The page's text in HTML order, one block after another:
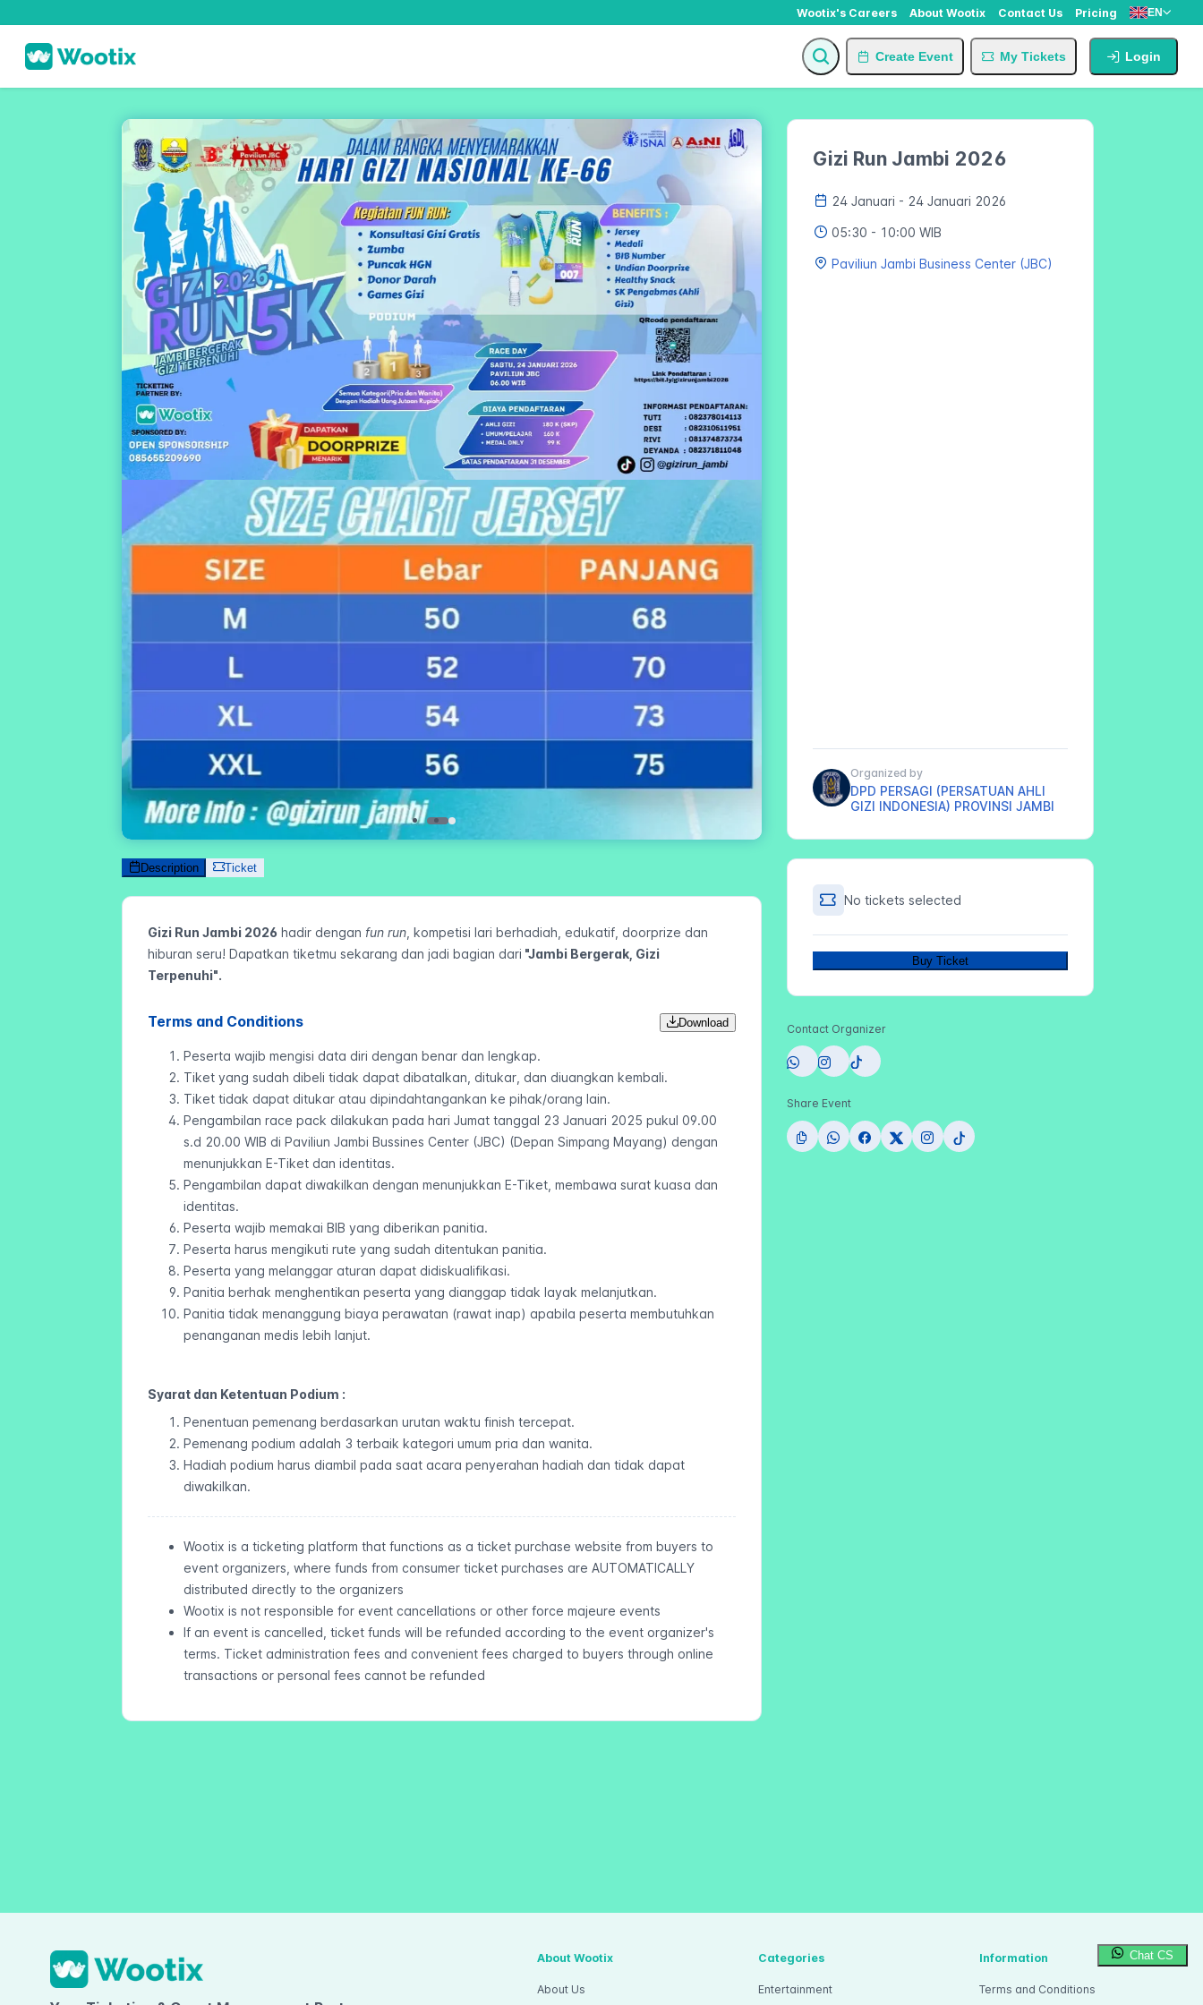
Wootix's Careers About Wootix Contact Us Pricing EN
Create Event My Tickets Login
Gizi Run Jambi 2026
24 Januari - 24 Januari 2026
05:30 - 10:00 WIB
Paviliun Jambi Business Center (JBC)
Organized by
DPD PERSAGI (PERSATUAN AHLI
GIZI INDONESIA) PROVINSI JAMBI
Description Ticket
Gizi Run Jambi 2026 hadir dengan fun run, kompetisi lari berhadiah, edukatif, doorprize dan
hiburan seru! Dapatkan tiketmu sekarang dan jadi bagian dari "Jambi Bergerak, Gizi
Terpenuhi".
Terms and Conditions Download
Peserta wajib mengisi data diri dengan benar dan lengkap.
Tiket yang sudah dibeli tidak dapat dibatalkan, ditukar, dan diuangkan kembali.
Tiket tidak dapat ditukar atau dipindahtangankan ke pihak/orang lain.
Pengambilan race pack dilakukan pada hari Jumat tanggal 23 Januari 2025 pukul 09.00
s.d 20.00 WIB di Paviliun Jambi Bussines Center (JBC) (Depan Simpang Mayang) dengan
menunjukkan E-Tiket dan identitas.
Pengambilan dapat diwakilkan dengan menunjukkan E-Tiket, membawa surat kuasa dan
identitas.
Peserta wajib memakai BIB yang diberikan panitia.
Peserta harus mengikuti rute yang sudah ditentukan panitia.
Peserta yang melanggar aturan dapat didiskualifikasi.
Panitia berhak menghentikan peserta yang dianggap tidak layak melanjutkan.
Panitia tidak menanggung biaya perawatan (rawat inap) apabila peserta membutuhkan
penanganan medis lebih lanjut.
Syarat dan Ketentuan Podium :
Penentuan pemenang berdasarkan urutan waktu finish tercepat.
Pemenang podium adalah 3 terbaik kategori umum pria dan wanita.
Hadiah podium harus diambil pada saat acara penyerahan hadiah dan tidak dapat
diwakilkan.
Wootix is a ticketing platform that functions as a ticket purchase website from buyers to
event organizers, where funds from consumer ticket purchases are AUTOMATICALLY
distributed directly to the organizers
Wootix is not responsible for event cancellations or other force majeure events
If an event is cancelled, ticket funds will be refunded according to the event organizer's
terms. Ticket administration fees and convenient fees charged to buyers through online
transactions or personal fees cannot be refunded
No tickets selected
Buy Ticket
Contact Organizer
Share Event
Chat CS
About Wootix
About Us
Categories
Entertainment
Information
Terms and Conditions